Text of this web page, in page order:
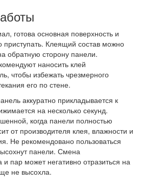
готова основная поверхность и
приступать. Клеящий состав можно
обратную сторону панели.
наносить клей
чтобы избежать чрезмерного
его по стене.
аккуратно прикладывается к
на несколько секунд.
когда панели полностью
от производителя клея, влажности и
Не рекомендовано пользоваться
панели. Смена
пар может негативно отразиться на
не высохла.